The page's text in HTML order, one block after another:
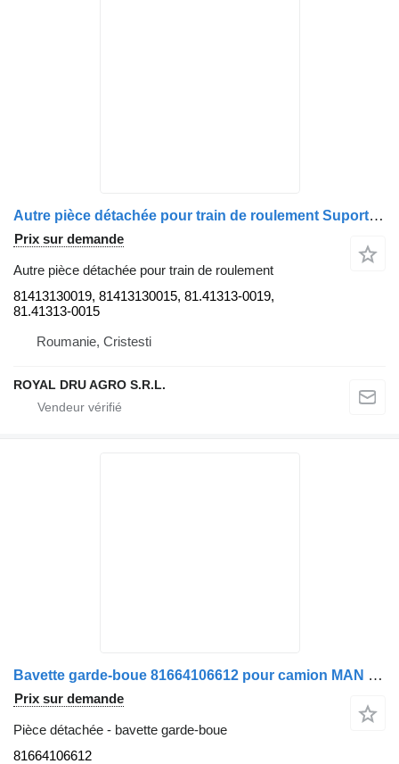
Autre pièce détachée pour train de roulement Suport arc lamelar, axă față stânga 81413130019 pour camion MAN TGS 26.360
Prix sur demande
Autre pièce détachée pour train de roulement
81413130019, 81413130015, 81.41313-0019,
81.41313-0015
Roumanie, Cristesti
ROYAL DRU AGRO S.R.L.
Bavette garde-boue 81664106612 pour camion MAN TGS 26.360
Prix sur demande
Pièce détachée - bavette garde-boue
81664106612